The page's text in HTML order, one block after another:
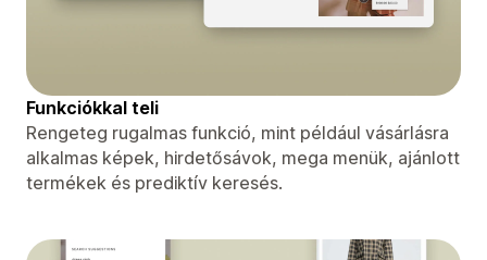
Funkciókkal teli
Rengeteg rugalmas funkció, mint például vásárlásra
alkalmas képek, hirdetősávok, mega menük, ajánlott
termékek és prediktív keresés.